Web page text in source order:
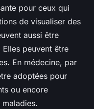
pour ceux qui
de visualiser des
aussi être
peuvent être
En médecine, par
adoptées pour
ou encore
maladies.